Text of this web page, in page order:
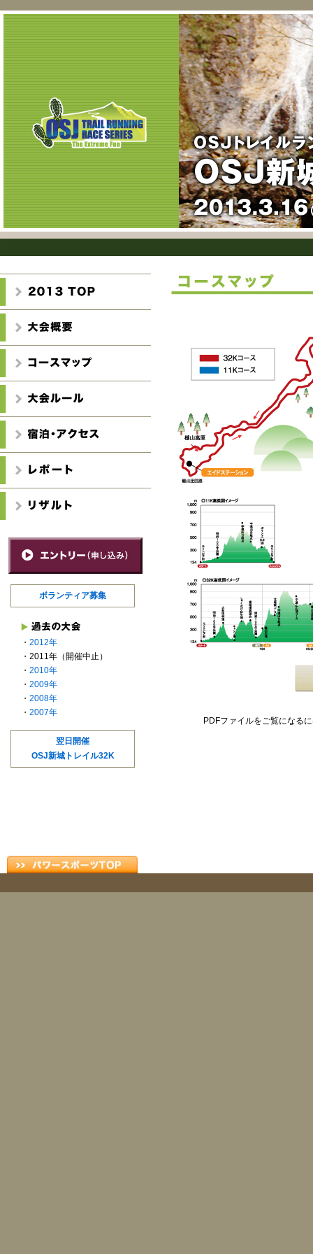
ボランティア募集
・ 2012年
・2011年（開催中止）
・ 2010年
・ 2009年
・ 2008年
・ 2007年
翌日開催
OSJ新城トレイル32K
PDFファイルをご覧になる